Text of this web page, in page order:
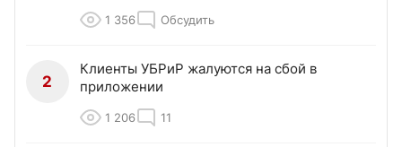
1 356 Обсудить
2
Клиенты УБРиР жалуются на сбой в
приложении
1 206 11